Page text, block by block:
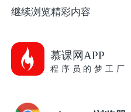
继续浏览精彩内容
慕课网APP
程序员的梦工厂
大白话Vue2.x-组件间通讯
VueJS简明教程(二)之组件
Vue 组件通信